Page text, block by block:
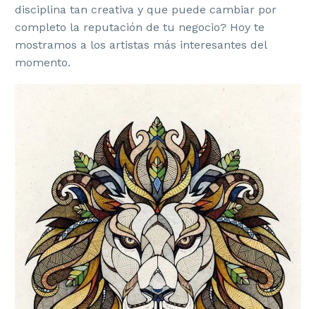
disciplina tan creativa y que puede cambiar por
completo la reputación de tu negocio? Hoy te
mostramos a los artistas más interesantes del
momento.